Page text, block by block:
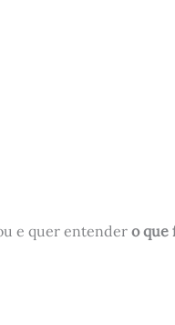
e quer entender o que